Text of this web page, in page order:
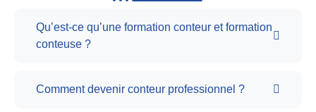
Qu’est-ce qu’une formation conteur et formation
conteuse ?
Comment devenir conteur professionnel ?